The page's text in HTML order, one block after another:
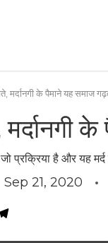
मर्दानगी के पैमाने यह समाज
प्रक्रिया है और यह
Sep 21, 2020